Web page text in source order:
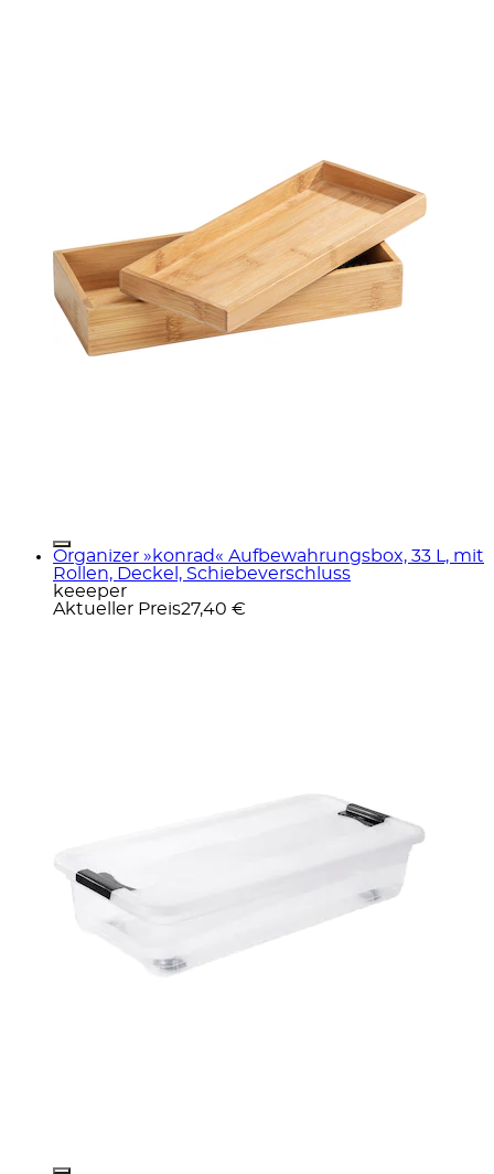
Organizer »konrad« Aufbewahrungsbox, 33 L, mit
Rollen, Deckel, Schiebeverschluss
keeeper
Aktueller Preis27,40 €